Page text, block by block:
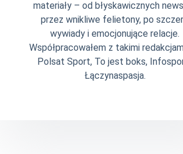
materiały – od błyskawicznych
przez wnikliwe felietony, po
wywiady i emocjonujące relacje.
Współpracowałem z takimi
Polsat Sport, To jest boks,
Łączynaspasja.